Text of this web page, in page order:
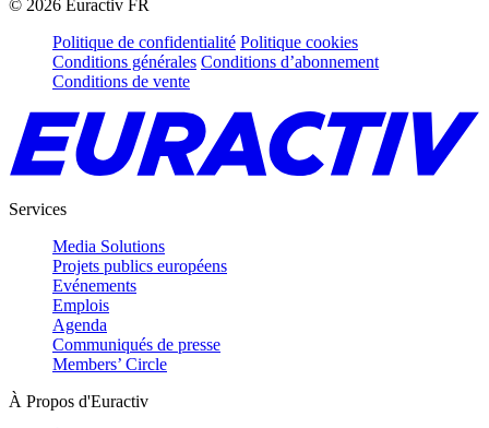
© 2026 Euractiv FR
Politique de confidentialité Politique cookies
Conditions générales Conditions d’abonnement
Conditions de vente
Services
Media Solutions
Projets publics européens
Evénements
Emplois
Agenda
Communiqués de presse
Members’ Circle
À Propos d'Euractiv